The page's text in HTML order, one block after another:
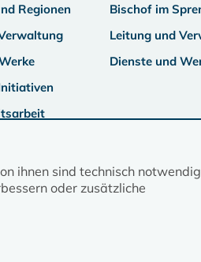
Regionen
Bischof im
Leitung und
Dienste und
ihnen sind technisch
oder zusätzliche